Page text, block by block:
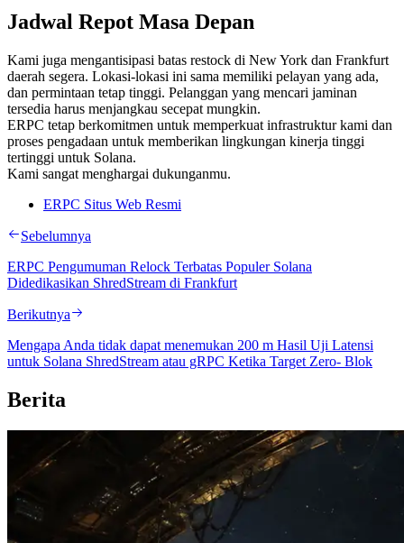
Jadwal Repot Masa Depan
Kami juga mengantisipasi batas restock di New York dan Frankfurt
daerah segera. Lokasi-lokasi ini sama memiliki pelayan yang ada,
dan permintaan tetap tinggi. Pelanggan yang mencari jaminan
tersedia harus menjangkau secepat mungkin.
ERPC tetap berkomitmen untuk memperkuat infrastruktur kami dan
proses pengadaan untuk memberikan lingkungan kinerja tinggi
tertinggi untuk Solana.
Kami sangat menghargai dukunganmu.
ERPC Situs Web Resmi
Sebelumnya
ERPC Pengumuman Relock Terbatas Populer Solana
Didedikasikan ShredStream di Frankfurt
Berikutnya
Mengapa Anda tidak dapat menemukan 200 m Hasil Uji Latensi
untuk Solana ShredStream atau gRPC Ketika Target Zero- Blok
Berita